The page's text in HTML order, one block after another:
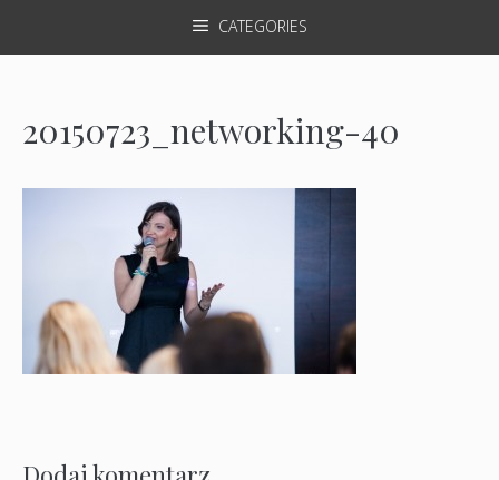
CATEGORIES
20150723_networking-40